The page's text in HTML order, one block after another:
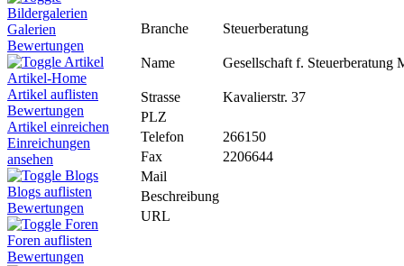
Bildergalerien
Galerien
Bewertungen
Artikel
Artikel-Home
Artikel auflisten
Bewertungen
Artikel einreichen
Einreichungen
ansehen
Blogs
Blogs auflisten
Bewertungen
Foren
Foren auflisten
Bewertungen
Branche Steuerberatung
Name Gesellschaft f. Steuerberatung
Strasse
Kavalierstr. 37
PLZ
Telefon
266150
Fax
2206644
Mail
Beschreibung
URL